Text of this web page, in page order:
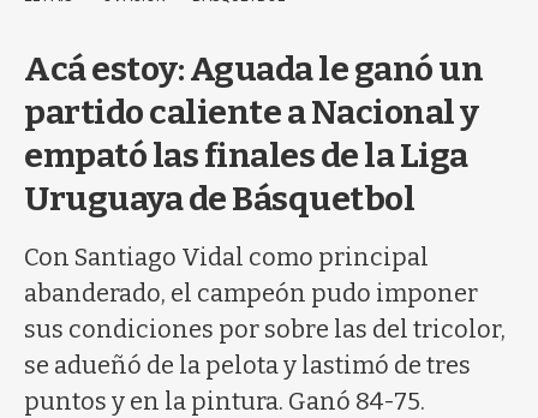
Acá estoy: Aguada le ganó un
partido caliente a Nacional y
empató las finales de la Liga
Uruguaya de Básquetbol
Con Santiago Vidal como principal
abanderado, el campeón pudo imponer
sus condiciones por sobre las del tricolor,
se adueñó de la pelota y lastimó de tres
puntos y en la pintura. Ganó 84-75.